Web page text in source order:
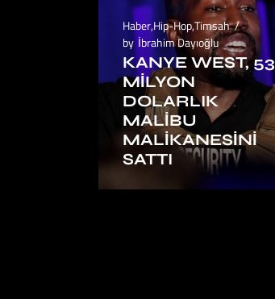
Haber,Hip-Hop,Timsah
by İbrahim Dayıoğlu
KANYE WEST, 53
MILYON
DOLARLIK
MALIBU
MALIKANESINI
SATTI